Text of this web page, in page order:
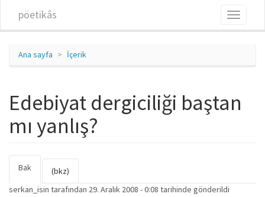
pöetikâs
Toggle
Ana sayfa İçerik
Edebiyat dergiciliği baştan
mı yanlış?
Birincil sekmeler
Bak
sekme)
(bkz)
serkan_isin tarafından 29. Aralık 2008 - 0:08 tarihinde gönderildi